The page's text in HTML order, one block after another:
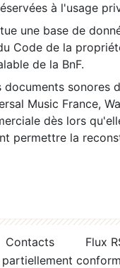
à l'usage
une base de
Code de la
de la BnF.
documents sonores
Music France,
dès lors
permettre la
Contacts
Flux